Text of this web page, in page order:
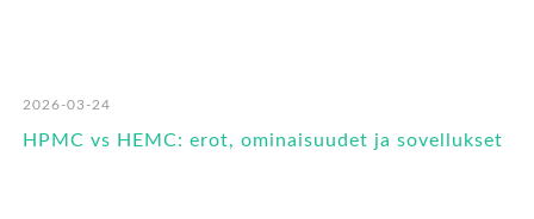
2026-03-24
HPMC vs HEMC: erot, ominaisuudet ja sovellukset